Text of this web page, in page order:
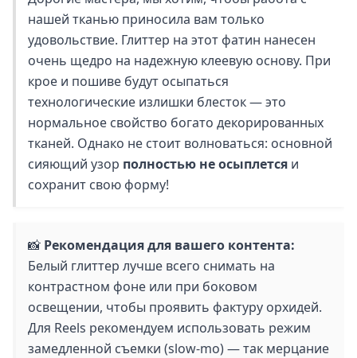
нашей тканью приносила вам только
удовольствие. Глиттер на этот фатин нанесен
очень щедро на надежную клеевую основу. При
крое и пошиве будут осыпаться
технологические излишки блесток — это
нормальное свойство богато декорированных
тканей. Однако не стоит волноваться: основной
сияющий узор полностью не осыплется и
сохранит свою форму!
📸 Рекомендация для вашего контента:
Белый глиттер лучше всего снимать на
контрастном фоне или при боковом
освещении, чтобы проявить фактуру орхидей.
Для Reels рекомендуем использовать режим
замедленной съемки (slow-mo) — так мерцание